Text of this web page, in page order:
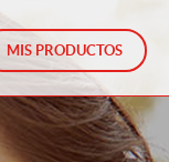
MIS PRODUCTOS